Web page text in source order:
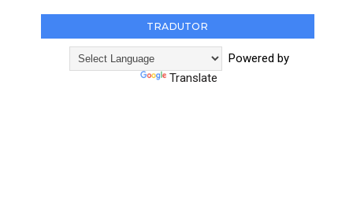
TRADUTOR
Powered by
Translate